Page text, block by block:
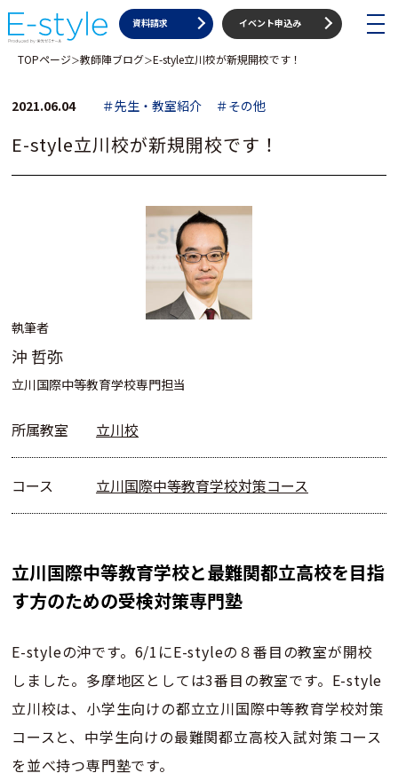
toggle
資料請求 イベント申込み
TOPページ＞教師陣ブログ＞E-style立川校が新規開校です！
2021.06.04 ＃先生・教室紹介 ＃その他
E-style立川校が新規開校です！
執筆者
沖 哲弥
立川国際中等教育学校専門担当
所属教室 立川校
コース 立川国際中等教育学校対策コース
立川国際中等教育学校と最難関都立高校を目指
す方のための受検対策専門塾
E-styleの沖です。6/1にE-styleの８番目の教室が開校
しました。多摩地区としては3番目の教室です。E-style
立川校は、小学生向けの都立立川国際中等教育学校対策
コースと、中学生向けの最難関都立高校入試対策コース
を並べ持つ専門塾です。